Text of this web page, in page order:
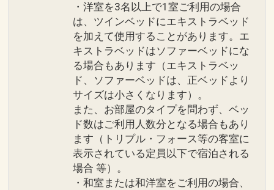
・洋室を3名以上で1室ご利用の場合
は、ツインベッドにエキストラベッド
を加えて使用することがあります。エ
キストラベッドはソファーベッドにな
る場合もあります（エキストラベッ
ド、ソファーベッドは、正ベッドより
サイズは小さくなります）。
また、お部屋のタイプを問わず、ベッ
ド数はご利用人数分となる場合もあり
ます（トリプル・フォース等の客室に
表示されている定員以下で宿泊される
場合 等）。
・和室または和洋室をご利用の場合、